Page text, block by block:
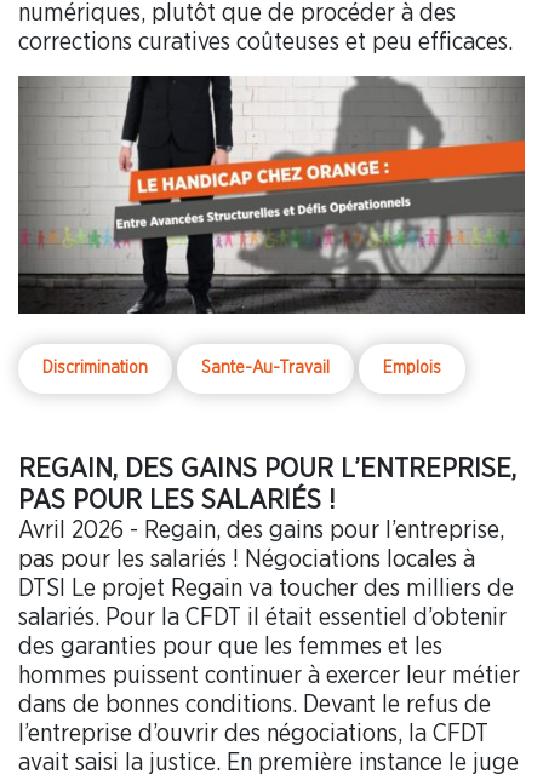
numériques, plutôt que de procéder à des
corrections curatives coûteuses et peu efficaces.
Discrimination Sante-Au-Travail Emplois
REGAIN, DES GAINS POUR L’ENTREPRISE,
PAS POUR LES SALARIÉS !
Avril 2026 - Regain, des gains pour l’entreprise,
pas pour les salariés ! Négociations locales à
DTSI Le projet Regain va toucher des milliers de
salariés. Pour la CFDT il était essentiel d’obtenir
des garanties pour que les femmes et les
hommes puissent continuer à exercer leur métier
dans de bonnes conditions. Devant le refus de
l’entreprise d’ouvrir des négociations, la CFDT
avait saisi la justice. En première instance le juge